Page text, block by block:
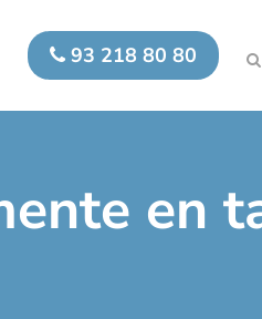
93 218 80 80
en